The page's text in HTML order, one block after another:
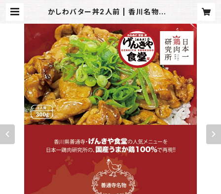
かしわバター丼2人前 | 香川名物かし
善通寺